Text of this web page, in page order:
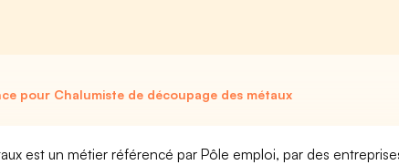
pour Chalumiste de découpage des métaux
est un métier référencé par Pôle emploi, par des